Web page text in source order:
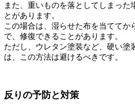
また、重いものを落としてしまった
とがあります。
この場合は、湿らせた布を当ててか
で、修復できることがあります。
ただし、ウレタン塗装など、硬い塗
は、この方法は避けるべきです。
反りの予防と対策